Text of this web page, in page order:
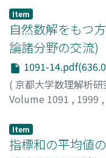
Item
自然数解をもつ
論諸分野の交流)
1091-
( 京都大学数理解析研
Volume 1091 , 1999 ,
Item
指標和の平均値